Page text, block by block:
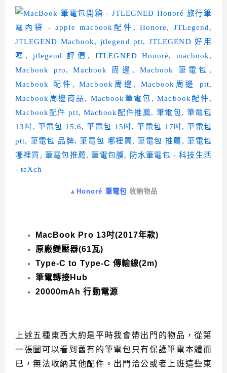
▲ Honoré 筆電包收納物品
MacBook Pro 13吋(2017年款)
原廠變壓器(61瓦)
Type-C to Type-C 傳輸線(2m)
筆電轉接Hub
20000mAh 行動電源
上述五種東西大約是平時我會帶出門的物品，從第
一張圖可以看到舊有的筆電包只有保護筆電本體而
已，無法收納其他配件。出門洽公或者上班這些東